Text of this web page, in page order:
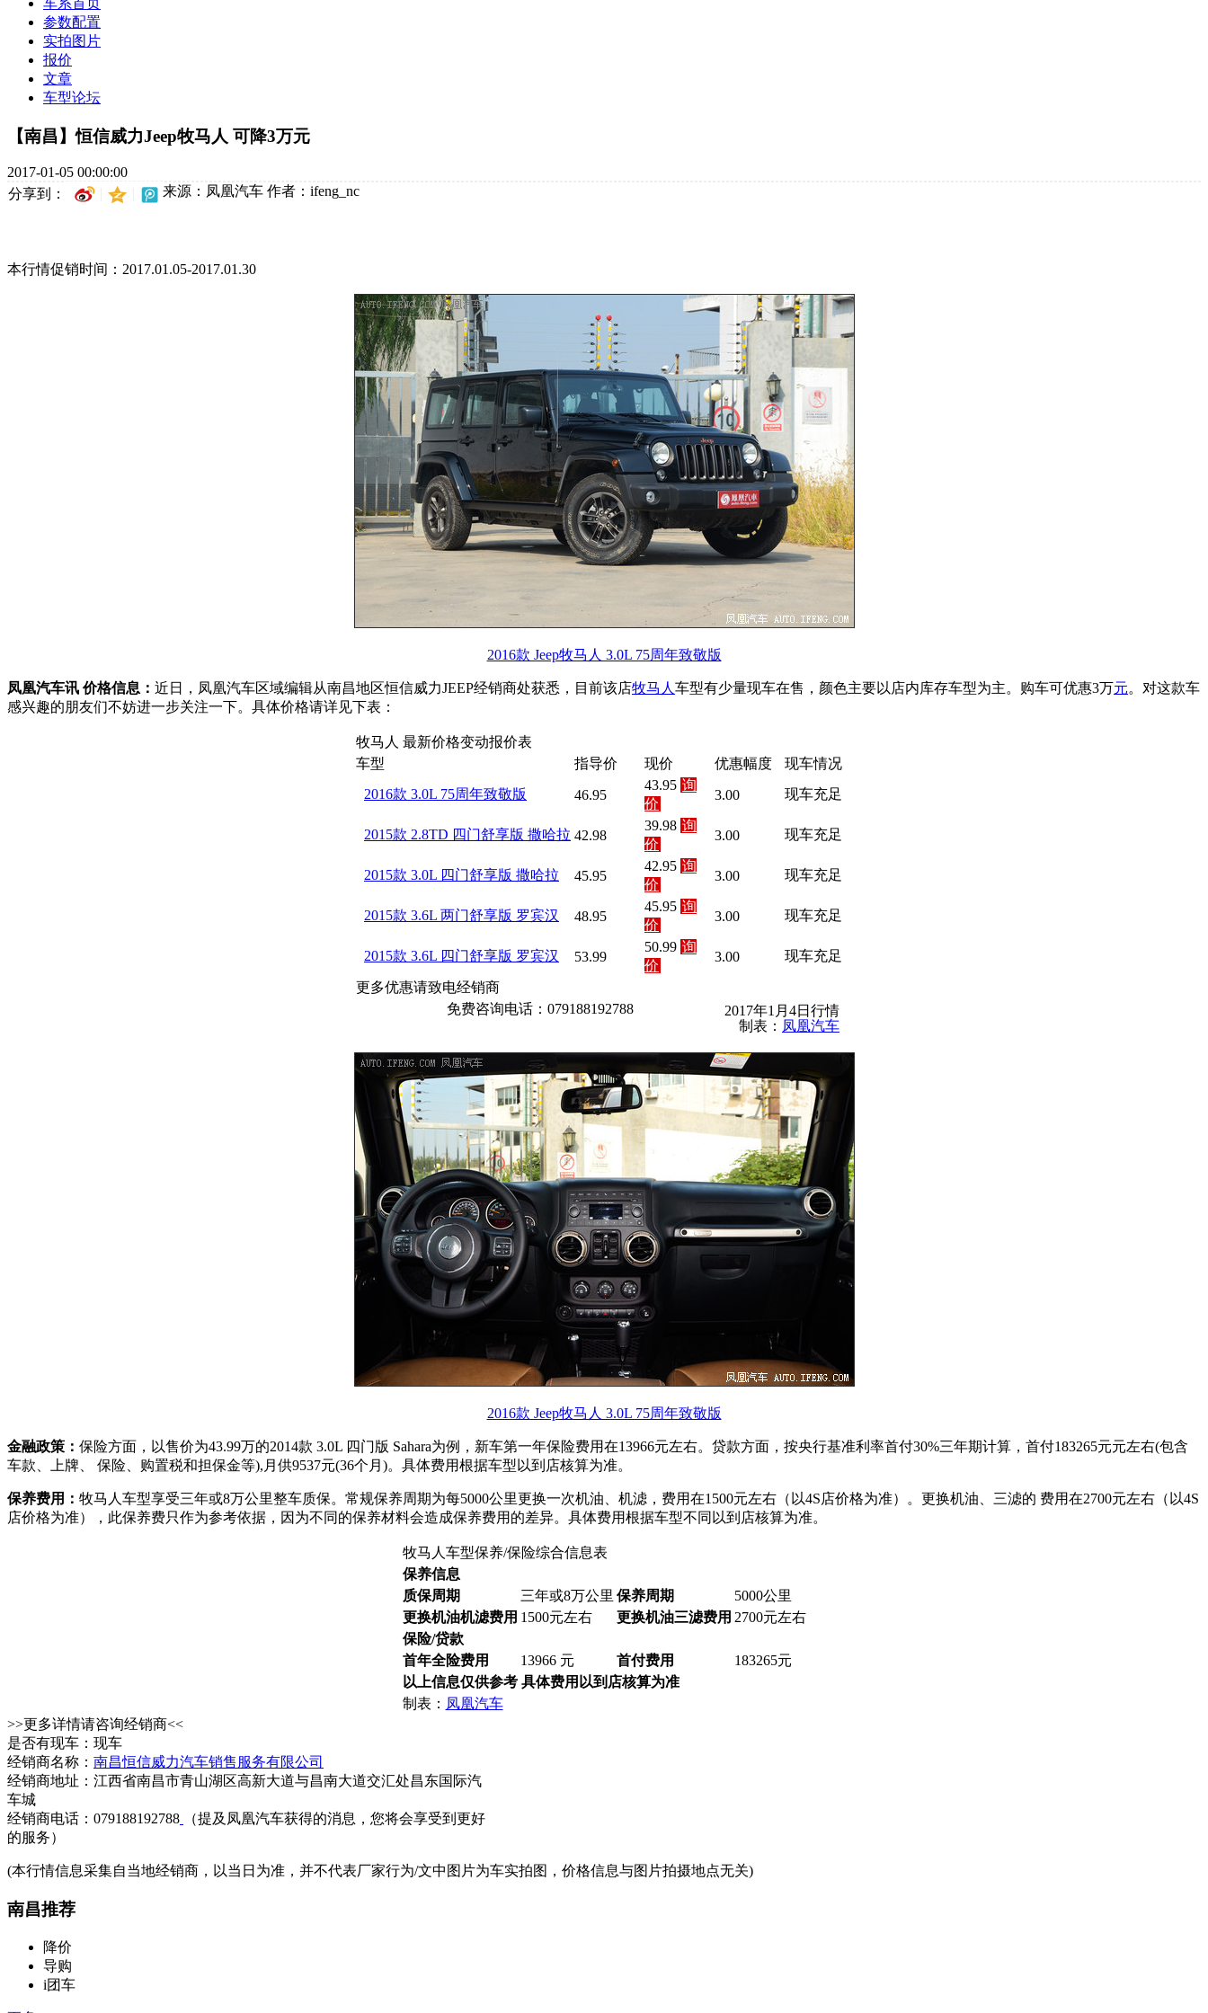
参数配置
实拍图片
报价
文章
车型论坛
【南昌】恒信威力Jeep牧马人 可降3万元
2017-01-05 00:00:00
分享到：
来源：凤凰汽车 作者：ifeng_nc
本行情促销时间：2017.01.05-2017.01.30
2016款 Jeep牧马人 3.0L 75周年致敬版
凤凰汽车讯 价格信息： 近日，凤凰汽车区域编辑从南昌地区恒信威力JEEP经销商处获悉，目前该店牧马人 车型有少量现车在售，颜色主要以店内库存车型为主。购车可优惠3万元。对这款车
感兴趣的朋友们不妨进一步关注一下。具体价格请详见下表：
牧马人 最新价格变动报价表
车型 指导价 现价 优惠幅度
现车情况
2016款 3.0L 75周年致敬版
46.95
43.95 询
价
3.00 现车充足
2015款 2.8TD 四门舒享版 撒哈拉 42.98
39.98 询
价
3.00 现车充足
2015款 3.0L 四门舒享版 撒哈拉 45.95
42.95 询
价
3.00 现车充足
2015款 3.6L 两门舒享版 罗宾汉 48.95
45.95 询
价
3.00 现车充足
2015款 3.6L 四门舒享版 罗宾汉 53.99
50.99 询
价
3.00 现车充足
更多优惠请致电经销商
免费咨询电话：079188192788
2017年1月4日行情
制表： 凤凰汽车
2016款 Jeep牧马人 3.0L 75周年致敬版
金融政策： 保险方面，以售价为43.99万的2014款 3.0L 四门版 Sahara为例，新车第一年保险费用在13966元左右。贷款方面，按央行基准利率首付30%三年期计算，首付183265元元左右(包含
车款、上牌、 保险、购置税和担保金等),月供9537元(36个月)。具体费用根据车型以到店核算为准。
保养费用： 牧马人车型享受三年或8万公里整车质保。常规保养周期为每5000公里更换一次机油、机滤，费用在1500元左右（以4S店价格为准）。更换机油、三滤的 费用在2700元左右（以4S
店价格为准），此保养费只作为参考依据，因为不同的保养材料会造成保养费用的差异。具体费用根据车型不同以到店核算为准。
牧马人车型保养/保险综合信息表
保养信息
质保周期
三年或8万公里 保养周期
5000公里
更换机油机滤费用 1500元左右 更换机油三滤费用 2700元左右
保险/贷款
首年全险费用
13966 元 首付费用
183265元
以上信息仅供参考 具体费用以到店核算为准
制表： 凤凰汽车
>>更多详情请咨询经销商<<
是否有现车：现车
经销商名称： 南昌恒信威力汽车销售服务有限公司
经销商地址：江西省南昌市青山湖区高新大道与昌南大道交汇处昌东国际汽
车城
经销商电话：079188192788
（提及凤凰汽车获得的消息，您将会享受到更好
的服务）
(本行情信息采集自当地经销商，以当日为准，并不代表厂家行为/文中图片为车实拍图，价格信息与图片拍摄地点无关)
南昌推荐
降价
导购
i团车